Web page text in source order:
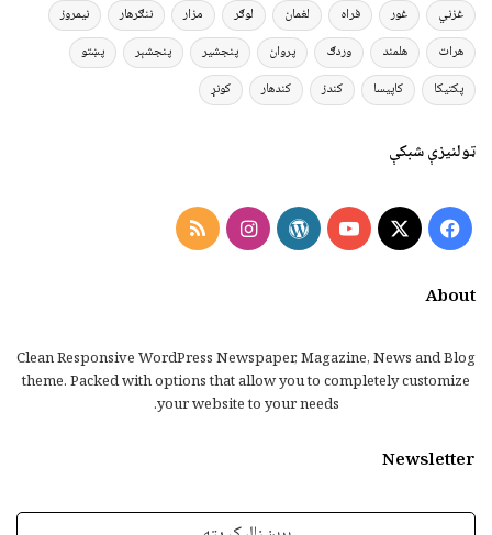
غزني
غور فراه لغمان لوګر مزار ننګرهار
نیمروز
هرات
هلمند وردګ پروان پنجشیر پنجشېر
پښتو
پکتیکا
کاپیسا کندز کندهار کونړ
ټولنیزې شبکې
Facebook
X
YouTube
WordPress
Instagram
RSS
About
Clean Responsive WordPress Newspaper, Magazine, News and Blog
theme. Packed with options that allow you to completely customize
your website to your needs.
Newsletter
برېښنالیک